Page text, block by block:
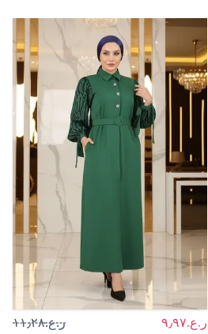
ر.ع.٩٫٩٧ ر.ع.١١٫٢٨